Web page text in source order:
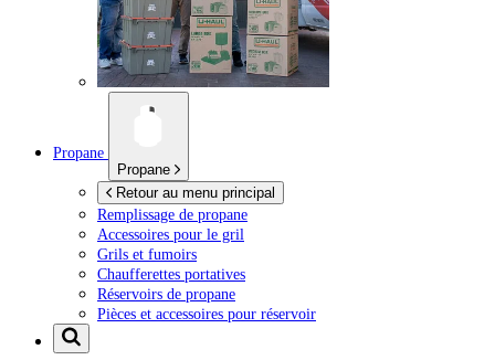
Propane
Propane
Retour au menu principal
Remplissage de propane
Accessoires pour le gril
Grils et fumoirs
Chaufferettes portatives
Réservoirs de propane
Pièces et accessoires pour réservoir